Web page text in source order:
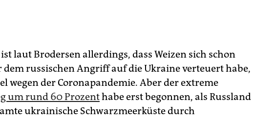
laut Brodersen allerdings, dass Weizen sich schon
dem russischen Angriff auf die Ukraine verteuert habe,
wegen der Coronapandemie. Aber der extreme
um rund 60 Prozenthabe erst begonnen, als Russland
ukrainische Schwarzmeerküste durch